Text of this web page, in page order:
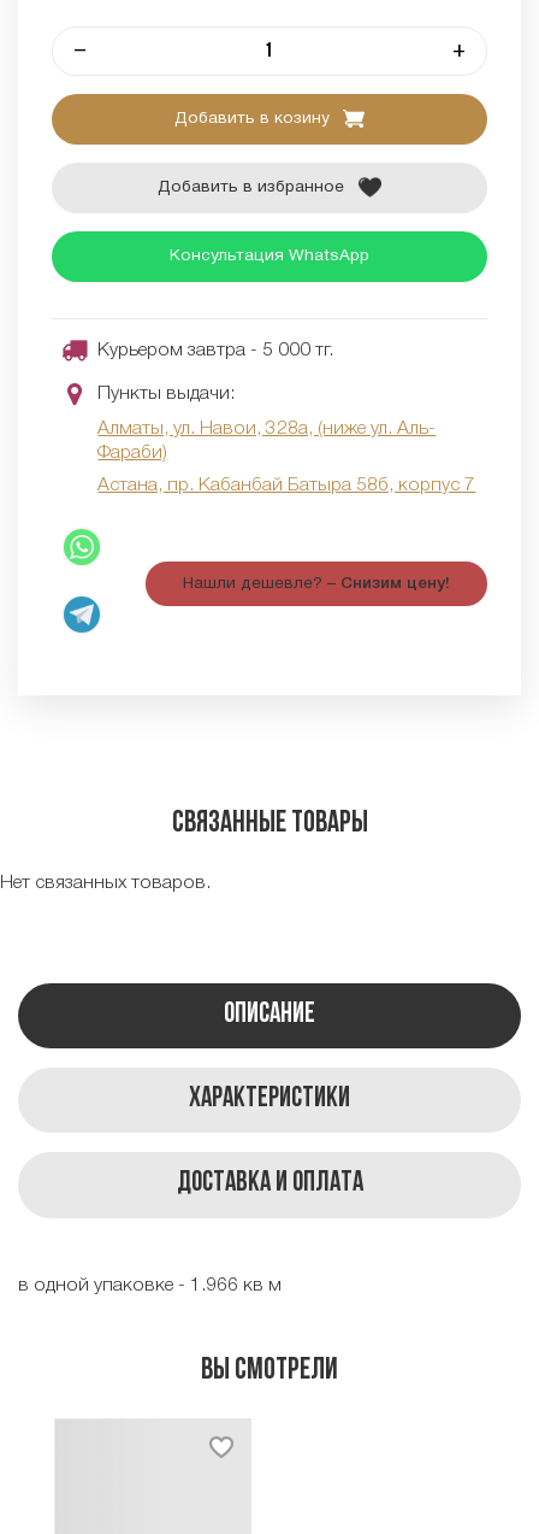
– +
Добавить в козину
Добавить в избранное
Консультация WhatsApp
Курьером завтра - 5 000 тг.
Пункты выдачи:
Алматы, ул. Навои, 328а, (ниже ул. Аль-
Фараби)
Астана, пр. Кабанбай Батыра 58б, корпус 7
Нашли дешевле? – Снизим цену!
Связанные товары
Нет связанных товаров.
Описание
Характеристики
Доставка и оплата
в одной упаковке - 1.966 кв м
Вы смотрели